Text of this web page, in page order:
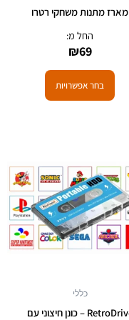
מארז מתנות משחקי רטרו
החל מ:
₪69
בחר אפשרויות
כללי
RetroDrive – כונן חיצוני עם
יש
מספר
סוגים.
ניתן
לבחור
בעמוד
המוצר